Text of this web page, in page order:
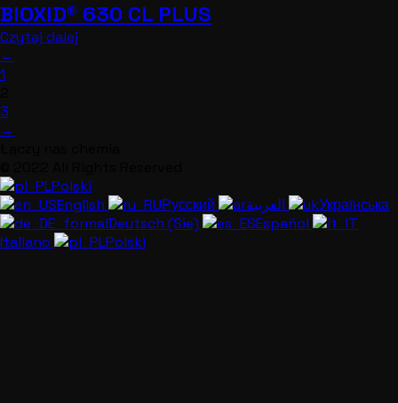
BIOXID® 630 CL PLUS
Czytaj dalej
←
1
3
→
Polski
English
Русский
Українська
Deutsch (Sie)
Español
Italiano
Polski